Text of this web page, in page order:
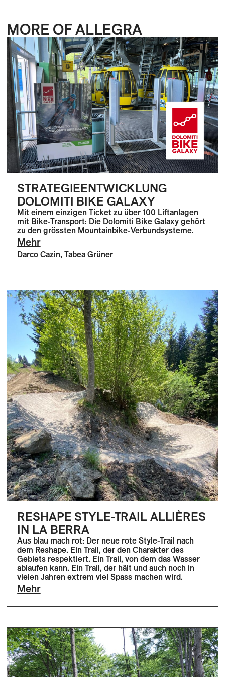
MORE OF ALLEGRA
STRATEGIEENTWICKLUNG
DOLOMITI BIKE GALAXY
Mit einem einzigen Ticket zu über 100 Liftanlagen
mit Bike-Transport: Die Dolomiti Bike Galaxy gehört
zu den grössten Mountainbike-Verbundsysteme.
Mehr
Darco Cazin,Tabea Grüner
RESHAPE STYLE-TRAIL ALLIÈRES
IN LA BERRA
Aus blau mach rot: Der neue rote Style-Trail nach
dem Reshape. Ein Trail, der den Charakter des
Gebiets respektiert. Ein Trail, von dem das Wasser
ablaufen kann. Ein Trail, der hält und auch noch in
vielen Jahren extrem viel Spass machen wird.
Mehr